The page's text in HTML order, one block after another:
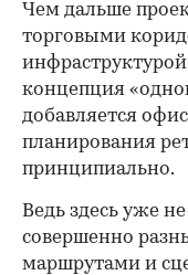
Чем дальше
торговыми
концепция
добавляется
планирования
принципиально.
Ведь здесь уже
совершенно
маршрутами и